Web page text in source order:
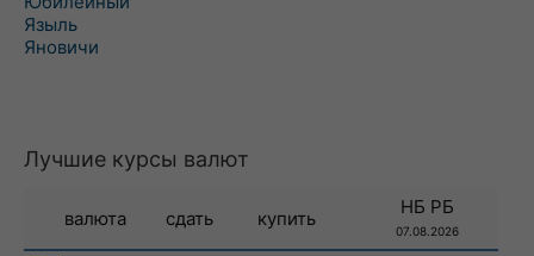
Языль
Яновичи
Лучшие курсы валют
валюта сдать купить
НБ РБ
07.08.2026